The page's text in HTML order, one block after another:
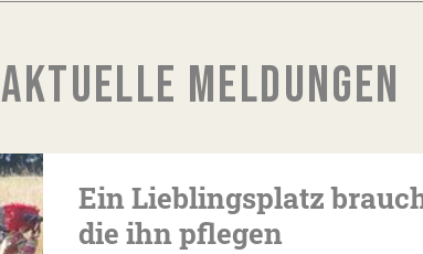
AKTUELLE MELDUNGEN
Ein Lieblingsplatz
die ihn pflegen